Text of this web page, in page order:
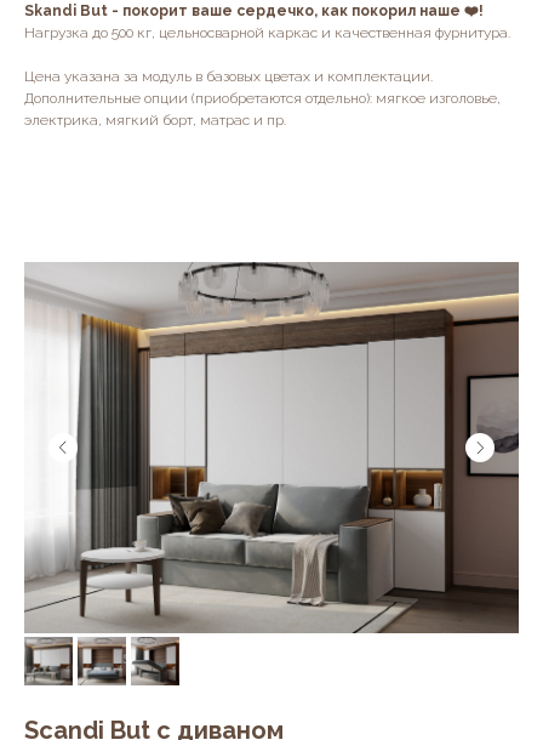
Skandi But - покорит ваше сердечко, как покорил наше ❤️!
Нагрузка до 500 кг, цельносварной каркас и качественная фурнитура.
Цена указана за модуль в базовых цветах и комплектации.
Дополнительные опции (приобретаются отдельно): мягкое изголовье,
электрика, мягкий борт, матрас и пр.
Scandi But с диваном